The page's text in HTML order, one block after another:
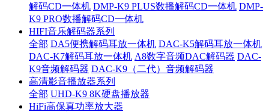
解码CD一体机 DMP-K9 PLUS数播解码CD一体机 DMP-
K9 PRO数播解码CD一体机
HIFI音乐解码器系列
全部 DA5便携解码耳放一体机 DAC-K5解码耳放一体机
DAC-K7解码耳放一体机 A8数字音频DAC解码器 DAC-
K9音频解码器 DAC-K9（二代）音频解码器
高清影音播放器系列
全部 UHD-K9 8K硬盘播放器
HiFi高保真功率放大器